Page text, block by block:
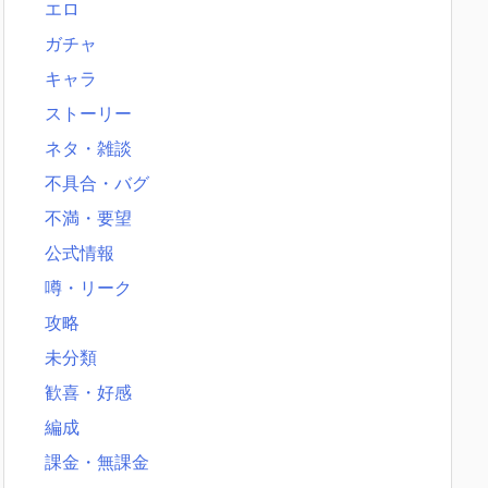
エロ
ガチャ
キャラ
ストーリー
ネタ・雑談
不具合・バグ
不満・要望
公式情報
噂・リーク
攻略
未分類
歓喜・好感
編成
課金・無課金